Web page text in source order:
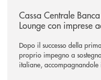
Cassa Centrale
Lounge con imprese
Dopo il successo della
proprio impegno a
italiane,